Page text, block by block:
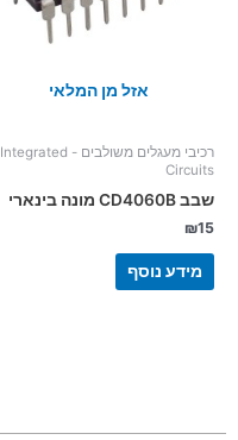
אזל מן המלאי
רכיבי מעגלים משולבים - Integrated
Circuits
שבב CD4060B מונה בינארי
₪15
מידע נוסף